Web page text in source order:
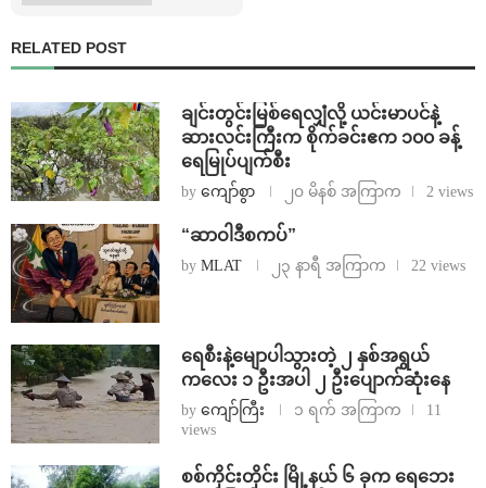
RELATED POST
ချင်းတွင်းမြစ်ရေလျှံလို့ ယင်းမာပင်နဲ့
ဆားလင်းကြီးက စိုက်ခင်းဧက ၁၀၀ ခန့်
ရေမြုပ်ပျက်စီး
by ကျော်စွာ ၂၀ မိနစ် အကြာက 2 views
“ဆာဝါဒီစကပ်”
by MLAT ၂၃ နာရီ အကြာက 22 views
ရေစီးနဲ့မျောပါသွားတဲ့ ၂ နှစ်အရွယ်
ကလေး ၁ ဦးအပါ ၂ ဦးပျောက်ဆုံးနေ
by ကျော်ကြီး ၁ ရက် အကြာက
11
views
စစ်ကိုင်းတိုင်း မြို့နယ် ၆ ခုက ရေဘေး